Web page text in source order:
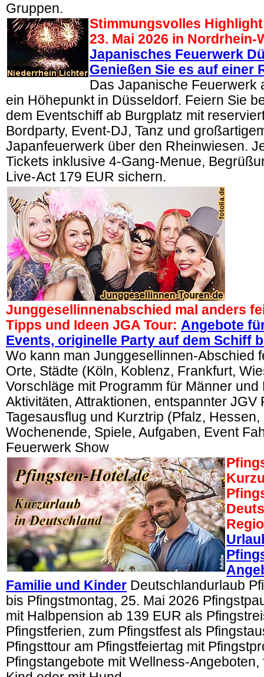
Gruppen.
Stimmungsvolles
23. Mai 2026 in Nordrhein-
Japanisches Feuerwerk
Genießen Sie es auf einer
Das Japanische Feuerwerk
ein Höhepunkt in Düsseldorf. Feiern Sie
dem Eventschiff ab Burgplatz mit
Bordparty, Event-DJ, Tanz und
Japanfeuerwerk über den Rheinwiesen.
Tickets inklusive 4-Gang-Menue,
Live-Act 179 EUR sichern.
Junggesellinnenabschied mal anders
Tipps und Ideen JGA Tour: Angebote
Events, originelle Party auf dem Schiff
Wo kann man Junggesellinnen-Abschied
Orte, Städte (Köln, Koblenz, Frankfurt,
Vorschläge mit Programm für Männer und
Aktivitäten, Attraktionen, entspannter JGV
Tagesausflug und Kurztrip (Pfalz,
Wochenende, Spiele, Aufgaben, Event
Feuerwerk Show
Familie und Kinder Deutschlandurlaub
bis Pfingstmontag, 25. Mai 2026
mit Halbpension ab 139 EUR als
Pfingstferien, zum Pfingstfest als
Pfingsttour am Pfingstfeiertag mit
Pfingstangebote mit Wellness-Angeboten,